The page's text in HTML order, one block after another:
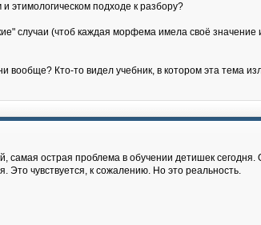
этимологическом подходе к разбору?
случаи (чтоб каждая морфема имела своё
вообще? Кто-то видел учебник, в котором эта тема
острая проблема в обучении детишек
чувствуется, к сожалению. Но это реальность.